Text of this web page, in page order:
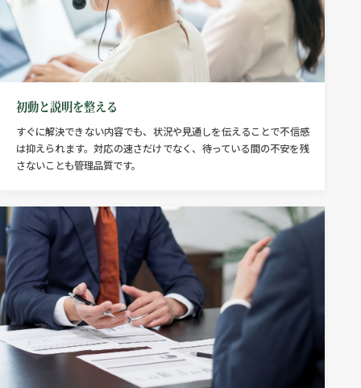
初動と説明を整える
すぐに解決できない内容でも、状況や見通しを伝えることで不信感
は抑えられます。対応の速さだけでなく、待っている間の不安を残
さないことも管理品質です。